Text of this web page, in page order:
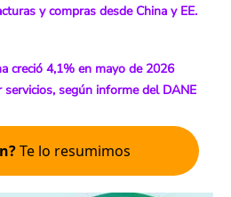
y compras desde China y EE.
creció 4,1% en mayo de 2026
según informe del DANE
Te lo resumimos